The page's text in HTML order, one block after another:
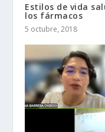
Estilos de vida
los fármacos
5 octubre, 2018